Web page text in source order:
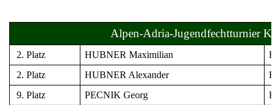
Alpen-Adria-Jugendfechtturnier
2. Platz HUBNER Maximilian
2. Platz
HUBNER Alexander
9. Platz
PECNIK Georg